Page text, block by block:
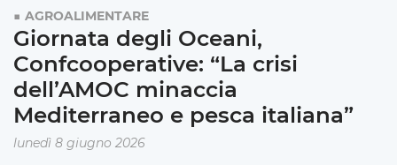
AGROALIMENTARE
Giornata degli Oceani,
Confcooperative: “La crisi
dell’AMOC minaccia
Mediterraneo e pesca italiana”
lunedì 8 giugno 2026